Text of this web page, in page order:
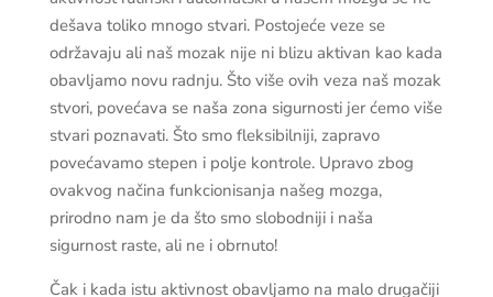
dešava toliko mnogo stvari. Postojeće veze se
održavaju ali naš mozak nije ni blizu aktivan kao kada
obavljamo novu radnju. Što više ovih veza naš mozak
stvori, povećava se naša zona sigurnosti jer ćemo više
stvari poznavati. Što smo fleksibilniji, zapravo
povećavamo stepen i polje kontrole. Upravo zbog
ovakvog načina funkcionisanja našeg mozga,
prirodno nam je da što smo slobodniji i naša
sigurnost raste, ali ne i obrnuto!
Čak i kada istu aktivnost obavljamo na malo drugačiji